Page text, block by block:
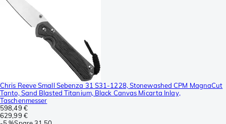
Chris Reeve Small Sebenza 31 S31-1228, Stonewashed CPM MagnaCut
Tanto, Sand Blasted Titanium, Black Canvas Micarta Inlay,
Taschenmesser
598,49 €
629,99 €